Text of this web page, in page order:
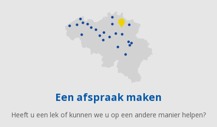
Een afspraak maken
Heeft u een lek of kunnen we u op een andere manier helpen?